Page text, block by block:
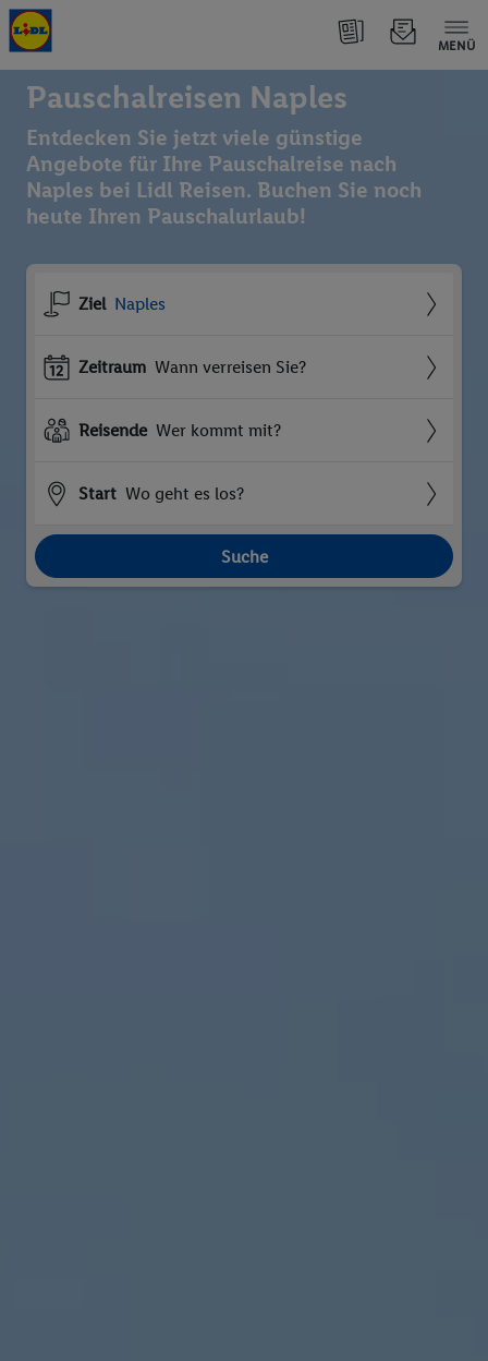
MENÜ
Pauschalreisen Naples
Entdecken Sie jetzt viele günstige
Angebote für Ihre Pauschalreise nach
Naples bei Lidl Reisen. Buchen Sie noch
heute Ihren Pauschalurlaub!
Ziel Naples
Zeitraum Wann verreisen Sie?
Reisende Wer kommt mit?
Start Wo geht es los?
Suche